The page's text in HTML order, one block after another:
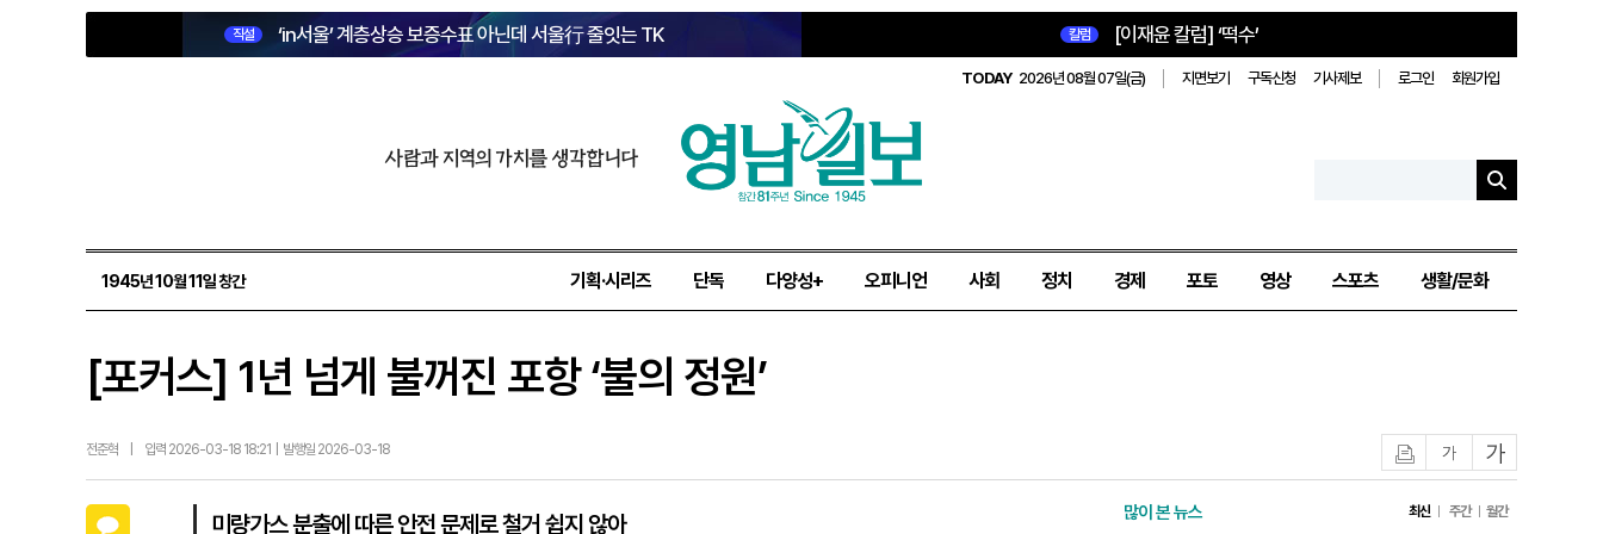
직설 ‘in서울’ 계층상승 보증수표 아닌데 서울行 줄잇는 TK 칼럼 [이재윤 칼럼] ‘떡수’
TODAY 2026년 08월 07일(금) 지면보기 구독신청 기사제보 로그인 회원가입
사람과 지역의 가치를 생각합니다
1945년 10월 11일 창간 기획·시리즈 단독 다양성+ 오피니언 사회 정치 경제 포토 영상 스포츠 생활/문화
[포커스] 1년 넘게 불꺼진 포항 ‘불의 정원’
전준혁 입력 2026-03-18 18:21 | 발행일 2026-03-18 글자작게글자크게
미량가스 분출에 따른 안전 문제로 철거 쉽지 않아 많이 본 뉴스 최신 주간 월간